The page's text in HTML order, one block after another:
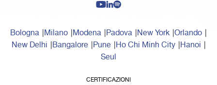
Bologna Milano Modena Padova New York Orlando
New Delhi Bangalore Pune Ho Chi Minh City Hanoi
Seul
CERTIFICAZIONI